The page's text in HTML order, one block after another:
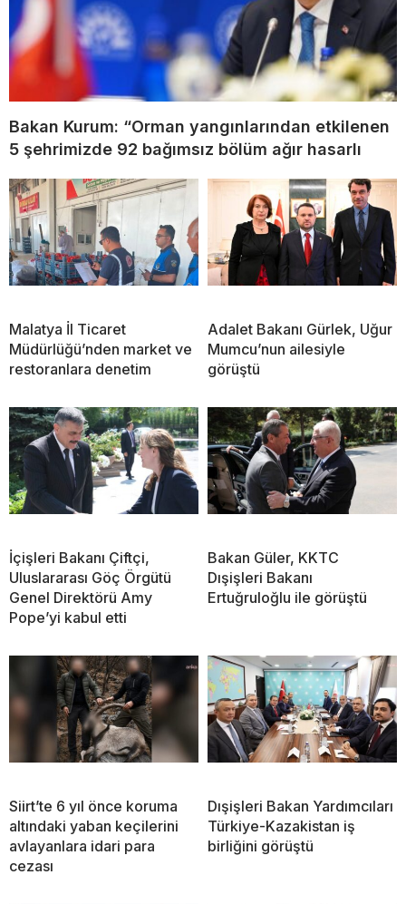
Bakan Kurum: “Orman yangınlarından etkilenen
5 şehrimizde 92 bağımsız bölüm ağır hasarlı
Malatya İl Ticaret
Müdürlüğü’nden market ve
restoranlara denetim
Adalet Bakanı Gürlek, Uğur
Mumcu’nun ailesiyle
görüştü
İçişleri Bakanı Çiftçi,
Uluslararası Göç Örgütü
Genel Direktörü Amy
Pope’yi kabul etti
Bakan Güler, KKTC
Dışişleri Bakanı
Ertuğruloğlu ile görüştü
Siirt’te 6 yıl önce koruma
altındaki yaban keçilerini
avlayanlara idari para
cezası
Dışişleri Bakan Yardımcıları
Türkiye-Kazakistan iş
birliğini görüştü